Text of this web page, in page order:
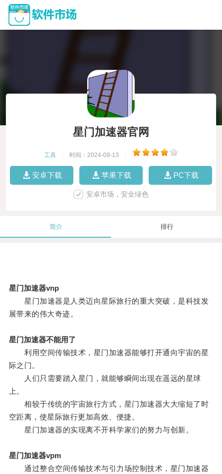
星门加速器官网
工具 时间：2024-09-13
安卓下载 苹果下载 PC下载
安卓市场，安全绿色
简介 排行
星门加速器vnp
星门加速器是人类迈向星际旅行的重大突破，是科技发
展带来的伟大奇迹。
星门加速器不能用了
利用空间传输技术，星门加速器能够打开通向宇宙的星
际之门。
人们只需要踏入星门，就能够瞬间出现在遥远的星球
上。
相较于传统的宇宙旅行方式，星门加速器大大缩短了时
空距离，使星际旅行更加高效、便捷。
星门加速器的实现离不开科学家们的努力与创新。
星门加速器vpm
通过整合空间传输技术与引力场控制技术，星门加速器